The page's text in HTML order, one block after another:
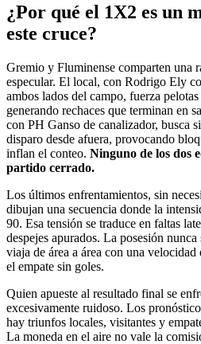
¿Por qué el 1X2 es un
este cruce?
Gremio y Fluminense comparten una
especular. El local, con Rodrigo Ely
ambos lados del campo, fuerza
generando rechaces que terminan en
con PH Ganso de canalizador, busca
disparo desde afuera, provocando
inflan el conteo. Ninguno de los dos
partido cerrado.
Los últimos enfrentamientos, sin
dibujan una secuencia donde la
90. Esa tensión se traduce en faltas
despejes apurados. La posesión
viaja de área a área con una velocidad
el empate sin goles.
Quien apueste al resultado final se
excesivamente ruidoso. Los
hay triunfos locales, visitantes y
La moneda en el aire no vale la